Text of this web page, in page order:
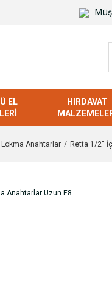
EL
HIRDAVAT
Lokma Anahtarlar Retta 1/2''